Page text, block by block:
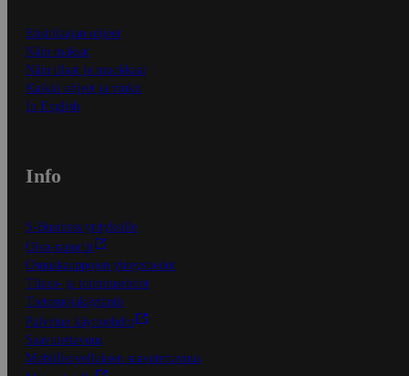
Ensitilaajan ohjeet
Näin maksat
Näin tilaat ja muokkaat
Kaikki ohjeet ja vinkit
In English
Info
S-Business yrityksille
Oiva-raportit
Osuuskauppojen yhteystiedot
Tilaus- ja toimitusehdot
Tietosuojakäytäntö
Palvelun käyttöehdot
Saavutettavuus
Mobiilisovelluksen saavutettavuus